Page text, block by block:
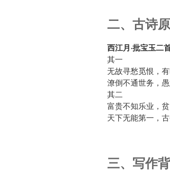
二、古诗
西江月·批宝玉二
其一
无故寻愁觅恨，
潦倒不通世务，
其二
富贵不知乐业，
天下无能第一，
三、写作